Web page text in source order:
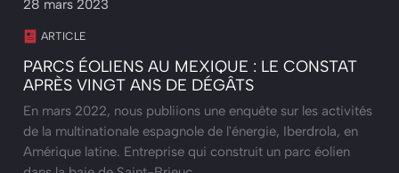
28 mars 2023
ARTICLE
PARCS ÉOLIENS AU MEXIQUE : LE CONSTAT
APRÈS VINGT ANS DE DÉGÂTS
En mars 2022, nous publiions une enquête sur les activités
de la multinationale espagnole de l'énergie, Iberdrola, en
Amérique latine. Entreprise qui construit un parc éolien